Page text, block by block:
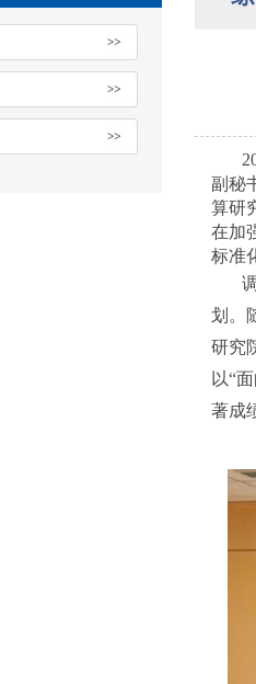
副秘
算研
在加
标准
划。
研究
以“
著成